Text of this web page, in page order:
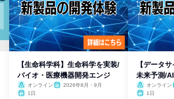
【生命科学科】生命科学を実装/
バイオ・医療機器開発エンジ
オンライン
2026年8月・9月
1日
【データ
未来予測/
オンライン
1日